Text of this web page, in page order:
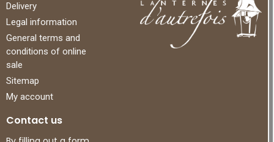
Delivery
Legal information
General terms and
conditions of online
sale
Sitemap
My account
Contact us